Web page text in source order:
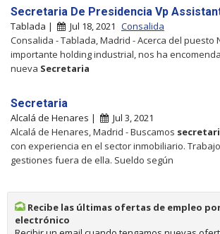
Secretaria De Presidencia Vp
Tablada | Jul 18, 2021 Consalida
Consalida - Tablada, Madrid - Acerca del puesto
importante holding industrial, nos ha
nueva Secretaria
Secretaria
Alcalá de Henares |
Jul 3, 2021
Alcalá de Henares, Madrid - Buscamos
con experiencia en el sector inmobiliario.
gestiones fuera de ella. Sueldo según
Recibe las últimas ofertas de empleo
electrónico